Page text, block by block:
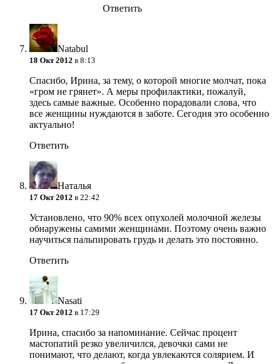
Ответить
Natabul
18 Окт 2012 в 8:13
Спасибо, Ирина, за тему, о которой многие молчат, пока
«гром не грянет». А меры профилактики, пожалуй,
здесь самые важные. Особенно порадовали слова, что
все женщины нуждаются в заботе. Сегодня это особенно
актуально!
Ответить
Наталья
17 Окт 2012 в 22:42
Установлено, что 90% всех опухолей молочной железы
обнаружены самими женщинами. Поэтому очень важно
научиться пальпировать грудь и делать это постоянно.
Ответить
Nasati
17 Окт 2012 в 17:29
Ирина, спасибо за напоминание. Сейчас процент
мастопатий резко увеличился, девочки сами не
понимают, что делают, когда увлекаются солярием. И